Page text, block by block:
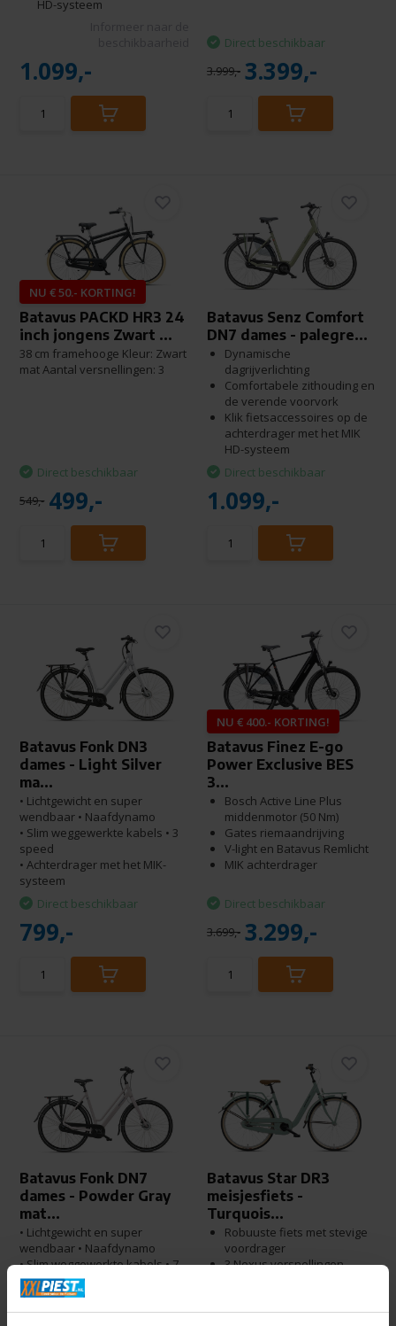
HD-systeem
1.099,-
Direct beschikbaar
3.999,- 3.399,-
NU € 50.- KORTING!
Batavus PACKD HR3 24
inch jongens Zwart ...
38 cm framehooge Kleur: Zwart
mat Aantal versnellingen: 3
Direct beschikbaar
549,- 499,-
Batavus Senz Comfort
DN7 dames - palegre...
Dynamische
dagrijverlichting
Comfortabele zithouding en
de verende voorvork
Klik fietsaccessoires op de
achterdrager met het MIK
HD-systeem
Direct beschikbaar
1.099,-
Batavus Fonk DN3
dames - Light Silver
ma...
• Lichtgewicht en super
wendbaar • Naafdynamo
• Slim weggewerkte kabels • 3
speed
• Achterdrager met het MIK-
systeem
Direct beschikbaar
799,-
NU € 400.- KORTING!
Batavus Finez E-go
Power Exclusive BES
3...
Bosch Active Line Plus
middenmotor (50 Nm)
Gates riemaandrijving
V-light en Batavus Remlicht
MIK achterdrager
Direct beschikbaar
3.699,- 3.299,-
Batavus Fonk DN7
dames - Powder Gray
mat...
• Lichtgewicht en super
wendbaar • Naafdynamo
• Slim weggewerkte kabels • 7
speed
• Achterdrager met het MIK-
systeem
Batavus Star DR3
meisjesfiets -
Turquois...
Robuuste fiets met stevige
voordrager
3 Nexus versnellingen